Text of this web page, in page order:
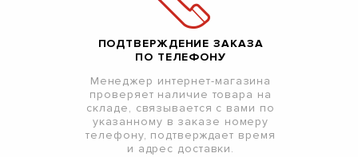
ПОДТВЕРЖДЕНИЕ ЗАКАЗА
ПО ТЕЛЕФОНУ
Менеджер интернет-магазина
проверяет наличие товара на
складе, связывается с вами по
указанному в заказе номеру
телефону, подтверждает время
и адрес доставки.